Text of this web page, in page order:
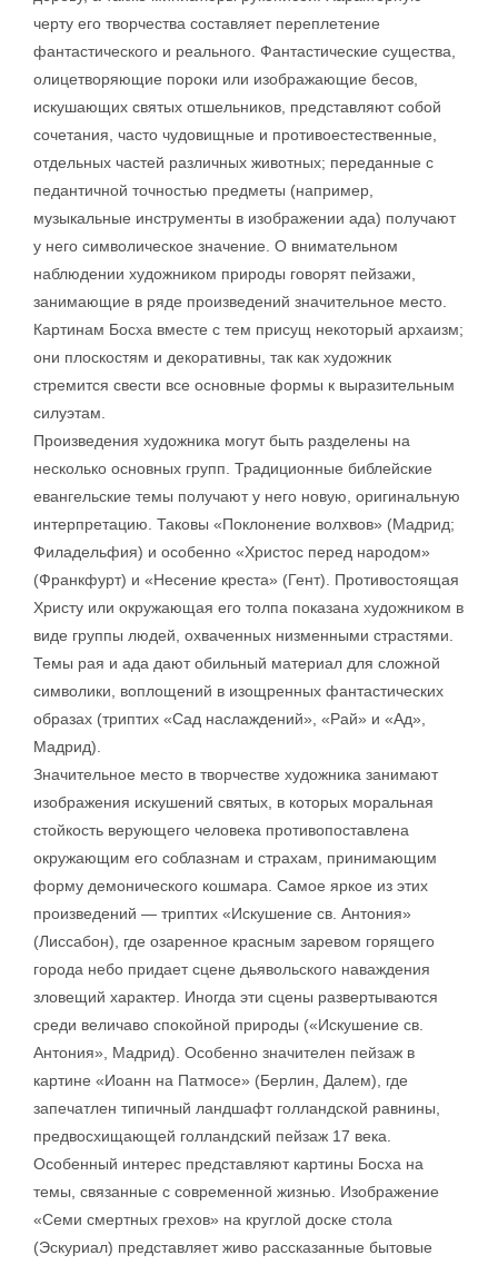
черту его творчества составляет переплетение
фантастического и реального. Фантастические существа,
олицетворяющие пороки или изображающие бесов,
искушающих святых отшельников, представляют собой
сочетания, часто чудовищные и противоестественные,
отдельных частей различных животных; переданные с
педантичной точностью предметы (например,
музыкальные инструменты в изображении ада) получают
у него символическое значение. О внимательном
наблюдении художником природы говорят пейзажи,
занимающие в ряде произведений значительное место.
Картинам Босха вместе с тем присущ некоторый архаизм;
они плоскостям и декоративны, так как художник
стремится свести все основные формы к выразительным
силуэтам.
Произведения художника могут быть разделены на
несколько основных групп. Традиционные библейские
евангельские темы получают у него новую, оригинальную
интерпретацию. Таковы «Поклонение волхвов» (Мадрид;
Филадельфия) и особенно «Христос перед народом»
(Франкфурт) и «Несение креста» (Гент). Противостоящая
Христу или окружающая его толпа показана художником в
виде группы людей, охваченных низменными страстями.
Темы рая и ада дают обильный материал для сложной
символики, воплощений в изощренных фантастических
образах (триптих «Сад наслаждений», «Рай» и «Ад»,
Мадрид).
Значительное место в творчестве художника занимают
изображения искушений святых, в которых моральная
стойкость верующего человека противопоставлена
окружающим его соблазнам и страхам, принимающим
форму демонического кошмара. Самое яркое из этих
произведений — триптих «Искушение св. Антония»
(Лиссабон), где озаренное красным заревом горящего
города небо придает сцене дьявольского наваждения
зловещий характер. Иногда эти сцены развертываются
среди величаво спокойной природы («Искушение св.
Антония», Мадрид). Особенно значителен пейзаж в
картине «Иоанн на Патмосе» (Берлин, Далем), где
запечатлен типичный ландшафт голландской равнины,
предвосхищающей голландский пейзаж 17 века.
Особенный интерес представляют картины Босха на
темы, связанные с современной жизнью. Изображение
«Семи смертных грехов» на круглой доске стола
(Эскуриал) представляет живо рассказанные бытовые